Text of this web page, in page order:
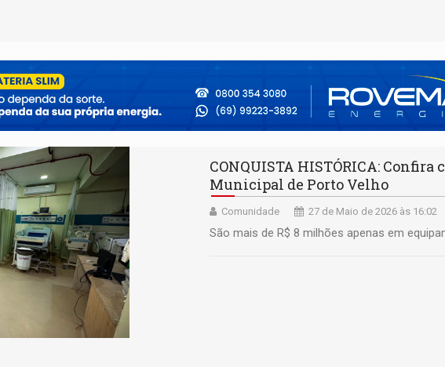
CONQUISTA HISTÓRICA:
Municipal de Porto Velho
Comunidade 27 de Maio de 2026 às 16:02
São mais de R$ 8 milhões apenas em